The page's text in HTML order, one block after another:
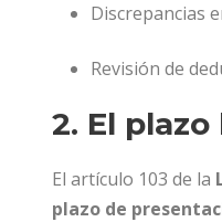
Discrepancias
Revisión de
2. El
El artículo 103 de la
plazo de